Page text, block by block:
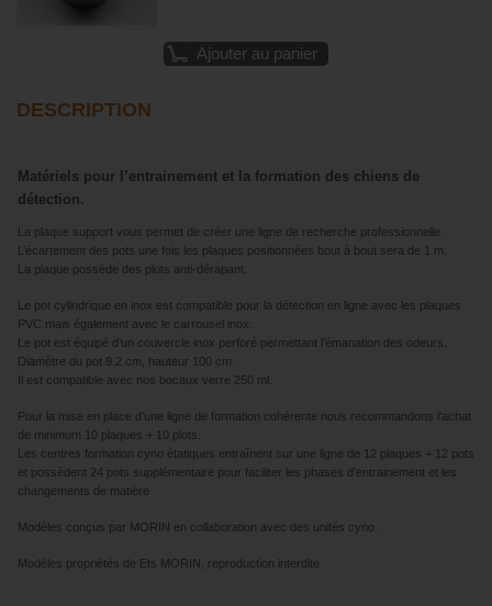
Ajouter au panier
DESCRIPTION
Matériels pour l’entrainement et la formation des chiens de
détection.
La plaque support vous permet de créer une ligne de recherche professionnelle.
L’écartement des pots une fois les plaques positionnées bout à bout sera de 1 m.
La plaque possède des plots anti-dérapant.
Le pot cylindrique en inox est compatible pour la détection en ligne avec les plaques
PVC mais également avec le carrousel inox.
Le pot est équipé d’un couvercle inox perforé permettant l’émanation des odeurs.
Diamètre du pot 9.2 cm, hauteur 100 cm.
Il est compatible avec nos bocaux verre 250 ml.
Pour la mise en place d’une ligne de formation cohérente nous recommandons l’achat
de minimum 10 plaques + 10 plots.
Les centres formation cyno étatiques entraînent sur une ligne de 12 plaques + 12 pots
et possèdent 24 pots supplémentaire pour faciliter les phases d’entrainement et les
changements de matière
Modèles conçus par MORIN en collaboration avec des unités cyno.
Modèles propriétés de Ets MORIN, reproduction interdite